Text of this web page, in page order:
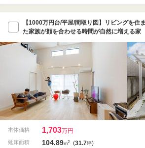
【1000万円台/平屋/間取り図】リビングを住
た家族が顔を合わせる時間が自然に増える家
本体価格 1,703万円
延床面積 104.89m2 (31.7坪)